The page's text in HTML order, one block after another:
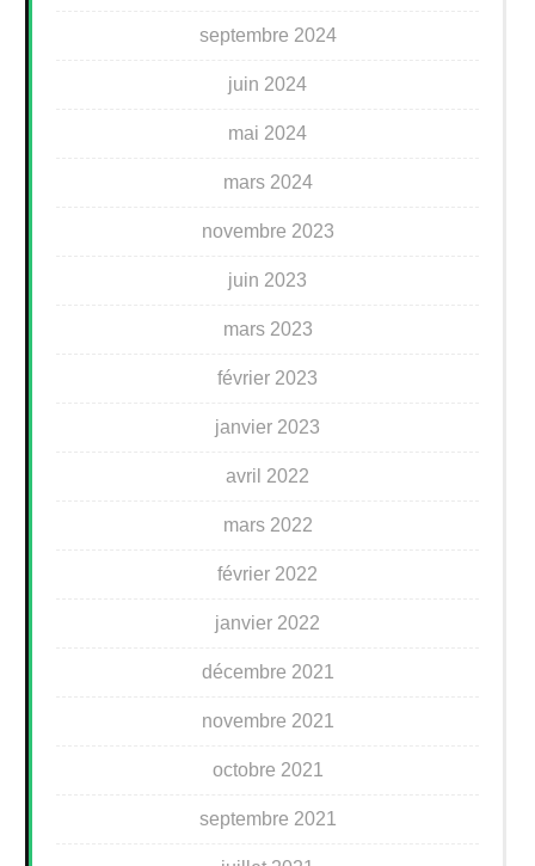
septembre 2024
juin 2024
mai 2024
mars 2024
novembre 2023
juin 2023
mars 2023
février 2023
janvier 2023
avril 2022
mars 2022
février 2022
janvier 2022
décembre 2021
novembre 2021
octobre 2021
septembre 2021